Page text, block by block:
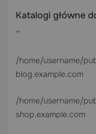
Katalogi główne
“`
/home/username/
blog.example.com
/home/username/
shop.example.com